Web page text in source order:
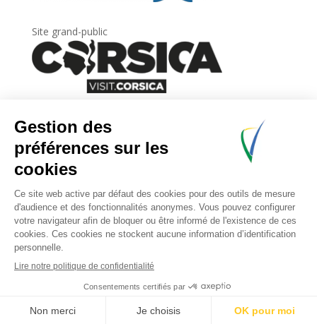
Site grand-public
Newsletter
Inscrivez-vous àla lettre d’information
l’Agence du tourisme de la Corse.
Share This